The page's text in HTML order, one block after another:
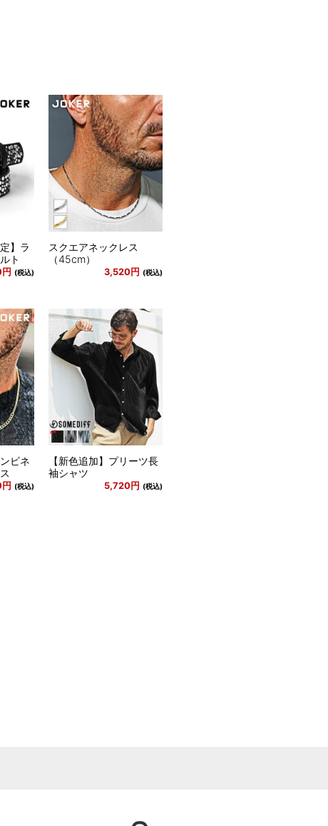
】ラ
ト
(税込)
スクエアネックレス
（45cm）
3,520円 (税込)
ビネ
(税込)
【新色追加】プリーツ長
袖シャツ
5,720円 (税込)